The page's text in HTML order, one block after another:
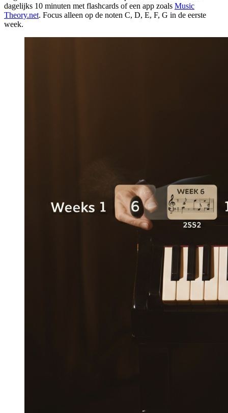
dagelijks 10 minuten met flashcards of een app zoals Music
Theory.net. Focus alleen op de noten C, D, E, F, G in de eerste
week.